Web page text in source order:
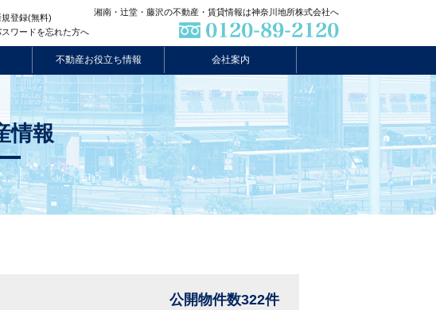
規登録(無料)
スワードを忘れた方へ
湘南・辻堂・藤沢の不動産・賃貸情報は神奈川地所株式会社へ
不動産お役立ち情報 会社案内
情報
公開物件数322件